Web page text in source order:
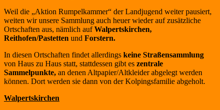
Weil die „Aktion Rumpelkammer“ der Landjugend weiter pausiert,
weiten wir unsere Sammlung auch heuer wieder auf zusätzliche
Ortschaften aus, nämlich aufWalpertskirchen,
Reithofen/Pastetten und Forstern.
In diesen Ortschaften findet allerdings keine Straßensammlung
von Haus zu Haus statt, stattdessen gibt es zentrale
Sammelpunkte, an denen Altpapier/Altkleider abgelegt werden
können. Dort werden sie dann von der Kolpingsfamilie abgeholt.
Walpertskirchen